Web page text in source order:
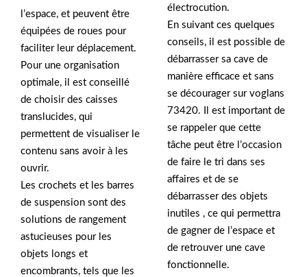
l’espace, et peuvent être
équipées de roues pour
faciliter leur déplacement.
Pour une organisation
optimale, il est conseillé
de choisir des caisses
translucides, qui
permettent de visualiser le
contenu sans avoir à les
ouvrir.
Les crochets et les barres
de suspension sont des
solutions de rangement
astucieuses pour les
objets longs et
encombrants, tels que les
électrocution.
En suivant ces quelques
conseils, il est possible de
débarrasser sa cave de
manière efficace et sans
se décourager sur voglans
73420. Il est important de
se rappeler que cette
tâche peut être l’occasion
de faire le tri dans ses
affaires et de se
débarrasser des objets
inutiles , ce qui permettra
de gagner de l’espace et
de retrouver une cave
fonctionnelle.